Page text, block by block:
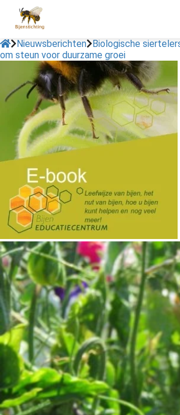
Nieuwsberichten
Biologische
om steun voor duurzame groei